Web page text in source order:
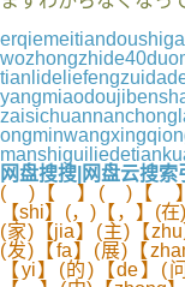
网盘搜搜|网盘云搜索
( )【 】( )【 】(
【shi】(，)【，】(
(家)【jia】(主)【
(发)【fa】(展)【
【yi】(的)【de】(